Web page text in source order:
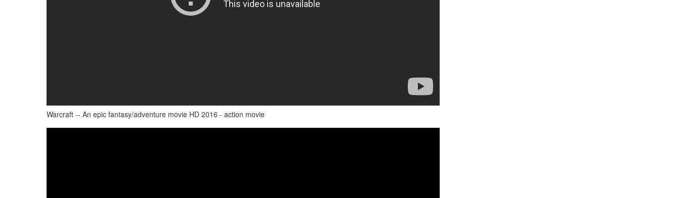
Warcraft -- An epic fantasy/adventure movie HD 2016 - action movie